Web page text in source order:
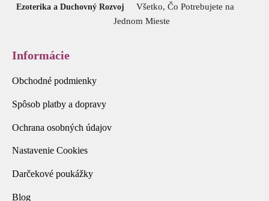
Ezoterika a Duchovný Rozvoj
Všetko, Čo Potrebujete na
Jednom Mieste
Informácie
Obchodné podmienky
Spôsob platby a dopravy
Ochrana osobných údajov
Nastavenie Cookies
Darčekové poukážky
Blog